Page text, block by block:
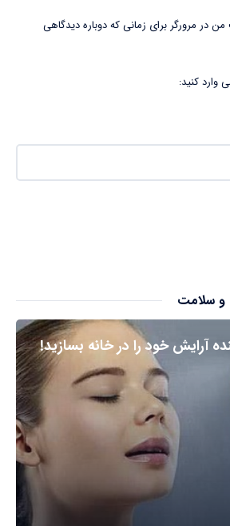
در مرورگر برای زمانی که دوباره دیدگاهی
وارد کنید:
و سلامت
آرایش خود را در خانه بسازید!